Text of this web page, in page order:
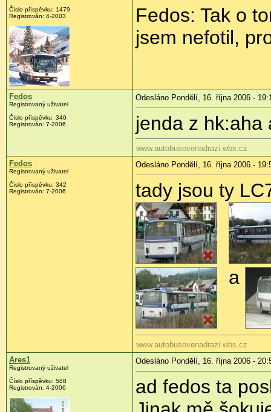
Číslo příspěvku: 1479
Registrován: 4-2003
Fedos: Tak o
jsem nefotil,
Fedos
Registrovaný uživatel
Číslo příspěvku: 340
Registrován: 7-2006
Odesláno Pondělí, 16. října 2006 -
jenda z hk:aha
www.autobusovenadrazi.wbs.cz
Fedos
Registrovaný uživatel
Číslo příspěvku: 342
Registrován: 7-2006
Odesláno Pondělí, 16. října 2006 -
tady jsou ty
a
www.autobusovenadrazi.wbs.cz
Ares1
Registrovaný uživatel
Číslo příspěvku: 588
Registrován: 4-2006
Odesláno Pondělí, 16. října 2006 -
ad fedos ta